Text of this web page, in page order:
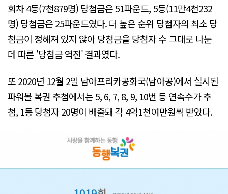
회차 4등(7천879명) 당첨금은 51파운드, 5등(11만4천232
명) 당첨금은 25파운드였다. 더 높은 순위 당첨자의 최소 당
첨금이 정해져 있지 않아 당첨금을 당첨자 수 그대로 나눈
데 따른 '당첨금 역전' 결과였다.
또 2020년 12월 2일 남아프리카공화국(남아공)에서 실시된
파워볼 복권 추첨에서는 5, 6, 7, 8, 9, 10번 등 연속수가 추
첨, 1등 당첨자 20명이 배출돼 각 4억1천여만원씩 받았다.